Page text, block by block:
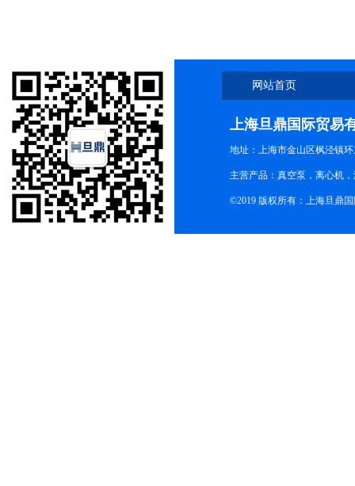
网站首页
上海旦鼎国际贸易
地址：上海市金山区枫泾镇
主营产品：真空泵，离心机
©2019 版权所有：上海旦鼎